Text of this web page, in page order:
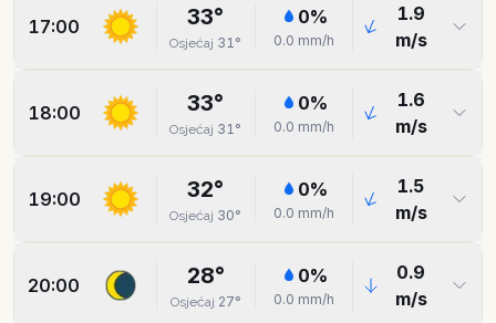
17:00 33°
Osjećaj 31°
0%
0.0 mm/h
1.9
m/s
18:00 33°
Osjećaj 31°
0%
0.0 mm/h
1.6
m/s
19:00 32°
Osjećaj 30°
0%
0.0 mm/h
1.5
m/s
20:00 28°
Osjećaj 27°
0%
0.0 mm/h
0.9
m/s